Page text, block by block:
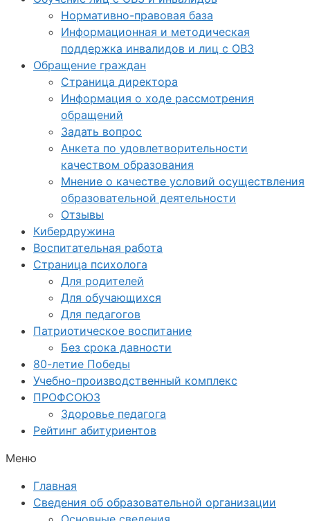
Нормативно-правовая база
Информационная и методическая
поддержка инвалидов и лиц с ОВЗ
Обращение граждан
Страница директора
Информация о ходе рассмотрения
обращений
Задать вопрос
Анкета по удовлетворительности
качеством образования
Мнение о качестве условий осуществления
образовательной деятельности
Отзывы
Кибердружина
Воспитательная работа
Страница психолога
Для родителей
Для обучающихся
Для педагогов
Патриотическое воспитание
Без срока давности
80-летие Победы
Учебно-производственный комплекс
ПРОФСОЮЗ
Здоровье педагога
Рейтинг абитуриентов
Меню
Главная
Сведения об образовательной организации